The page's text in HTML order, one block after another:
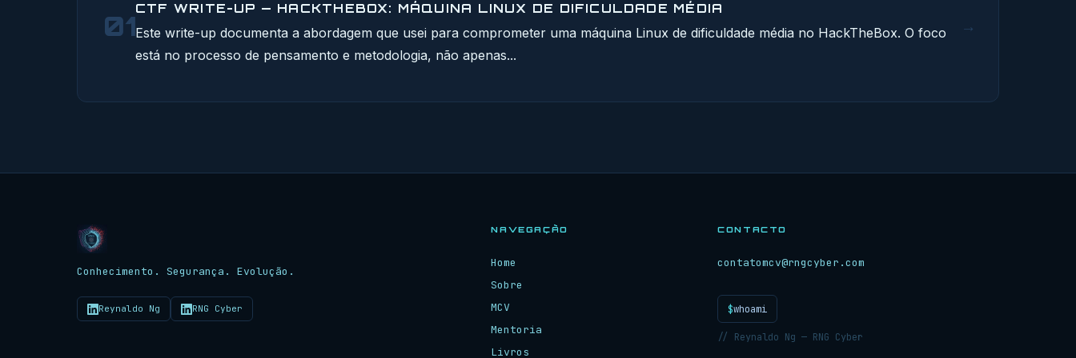
01
CTF WRITE-UP — HACKTHEBOX: MÁQUINA LINUX DE DIFICULDADE MÉDIA
Este write-up documenta a abordagem que usei para comprometer uma máquina Linux de dificuldade média no HackTheBox. O foco
está no processo de pensamento e metodologia, não apenas...
→
Conhecimento. Segurança. Evolução.
Reynaldo Ng RNG Cyber
NAVEGAÇÃO
Home
Sobre
MCV
Mentoria
Livros
CONTACTO
contatomcv@rngcyber.com
$whoami
// Reynaldo Ng — RNG Cyber